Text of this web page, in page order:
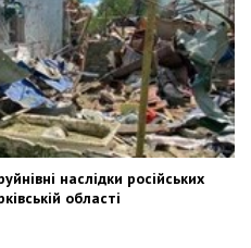
наслідки російських
області